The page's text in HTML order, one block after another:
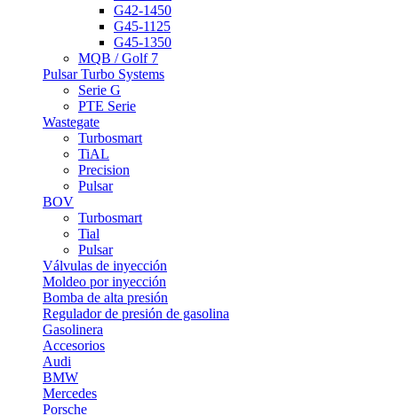
G42-1450
G45-1125
G45-1350
MQB / Golf 7
Pulsar Turbo Systems
Serie G
PTE Serie
Wastegate
Turbosmart
TiAL
Precision
Pulsar
BOV
Turbosmart
Tial
Pulsar
Válvulas de inyección
Moldeo por inyección
Bomba de alta presión
Regulador de presión de gasolina
Gasolinera
Accesorios
Audi
BMW
Mercedes
Porsche